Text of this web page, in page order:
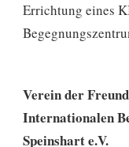
Errichtung eines
Verein der
Internationalen
Speinshart e.V.